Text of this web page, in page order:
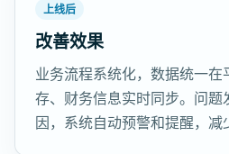
上线后
改善效果
业务流程系统化，数据统一
存、财务信息实时同步。问题
因，系统自动预警和提醒，减